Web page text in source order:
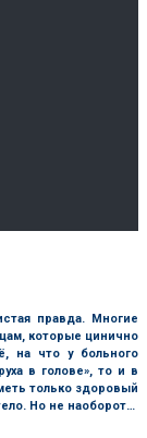
правда. Многие
которые цинично
на что у больного
в голове», то и в
только здоровый
Но не наоборот…